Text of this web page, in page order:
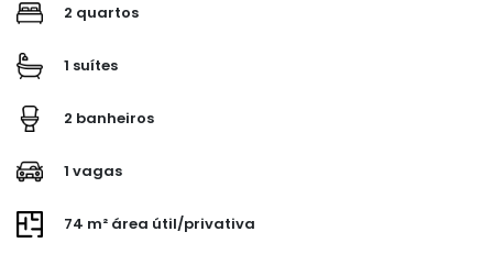
2 quartos
1 suítes
2 banheiros
1 vagas
74 m² área útil/privativa